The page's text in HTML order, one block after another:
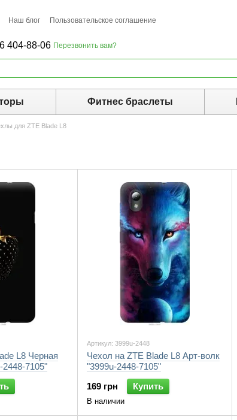
Наш блог Пользовательское соглашение
404-88-06 Перезвонить вам?
Фитнес браслеты
для ZTE Blade L8
L8 Черная
2448-7105"
Артикул: 3999u-2448
Чехол на ZTE Blade L8 Арт-волк
"3999u-2448-7105"
169 грн
Купить
В наличии